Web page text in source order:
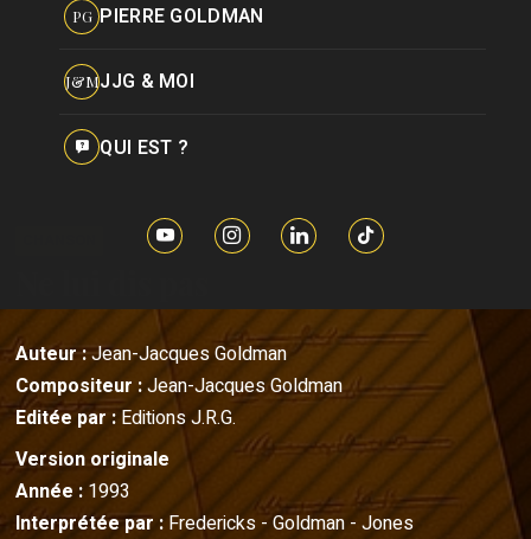
PG PIERRE GOLDMAN
J&MJJG & MOI
QUI EST ?
Auteur :Jean-Jacques Goldman
Compositeur :Jean-Jacques Goldman
Editée par :Editions J.R.G.
Version originale
Année :1993
Interprétée par : Fredericks - Goldman - Jones